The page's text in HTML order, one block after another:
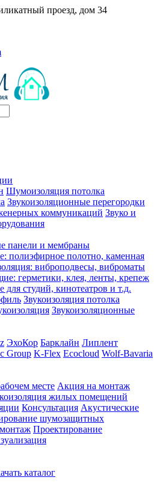
проезд, дом 34
Шумоизоляция потолка
Звукоизоляционные перегородки
коммуникаций Звуко и
панели и мембраны
полиэфирное полотно, каменная
виброподвесы, виброматы
герметики, клея, ленты, крепеж
для студий, кинотеатров и т.д.
Звукоизоляция потолка
Звукоизоляционные
ЭхоКор Барклайн Липлент
Group K-Flex Ecocloud Wolf-Bavaria
месте Акция на монтаж
жилых помещений
Консультация Акустические
шумозащитных
Проектирование
каталог